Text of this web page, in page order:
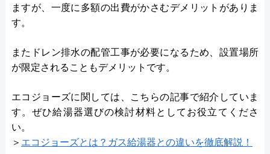
ますが、一度に多額の出費がかさむデメリットがありま
す。
またドレン排水の配管工事が必要になるため、設置場所
が限定されることもデメリットです。
エコジョーズに関しては、こちらの記事で紹介していま
す。ぜひ給湯器選びの検討材料としてお役立てくださ
い。
＞ エコジョーズとは？ガス給湯器との違いを徹底解説！